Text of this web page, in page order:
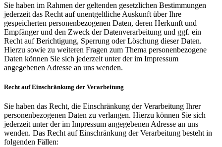
Sie haben im Rahmen der geltenden gesetzlichen Bestimmungen
jederzeit das Recht auf unentgeltliche Auskunft über Ihre
gespeicherten personenbezogenen Daten, deren Herkunft und
Empfänger und den Zweck der Datenverarbeitung und ggf. ein
Recht auf Berichtigung, Sperrung oder Löschung dieser Daten.
Hierzu sowie zu weiteren Fragen zum Thema personenbezogene
Daten können Sie sich jederzeit unter der im Impressum
angegebenen Adresse an uns wenden.
Recht auf Einschränkung der Verarbeitung
Sie haben das Recht, die Einschränkung der Verarbeitung Ihrer
personenbezogenen Daten zu verlangen. Hierzu können Sie sich
jederzeit unter der im Impressum angegebenen Adresse an uns
wenden. Das Recht auf Einschränkung der Verarbeitung besteht in
folgenden Fällen: